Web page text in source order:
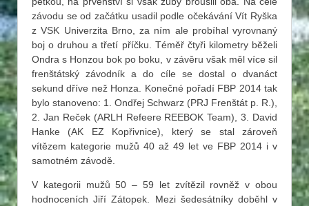
závodu se od začátku usadil podle očekávání Vít Ryška
z VSK Univerzita Brno, za ním ale probíhal vyrovnaný
boj o druhou a třetí příčku. Téměř čtyři kilometry běželi
Ondra s Honzou bok po boku, v závěru však měl více sil
frenštátský závodník a do cíle se dostal o dvanáct
sekund dříve než Honza. Konečné pořadí FBP 2014 tak
bylo stanoveno: 1. Ondřej Schwarz (PRJ Frenštát p. R.),
2. Jan Reček (ARLH Refeere REEBOK Team), 3. David
Hanke (AK EZ Kopřivnice), který se stal zároveň
vítězem kategorie mužů 40 až 49 let ve FBP 2014 i v
samotném závodě.
V kategorii mužů 50 – 59 let zvítězil rovněž v obou
hodnoceních Jiří Zátopek. Mezi šedesátníky doběhl v